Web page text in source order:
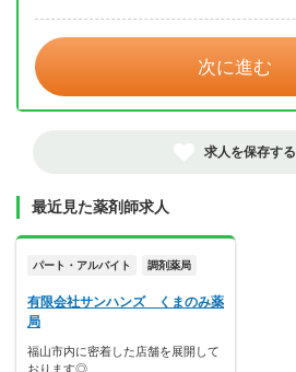
次に進む
求人を保存する
最近見た薬剤師求人
パート・アルバイト 調剤薬局
有限会社サンハンズ くまのみ薬
局
福山市内に密着した店舗を展開して
おります◎